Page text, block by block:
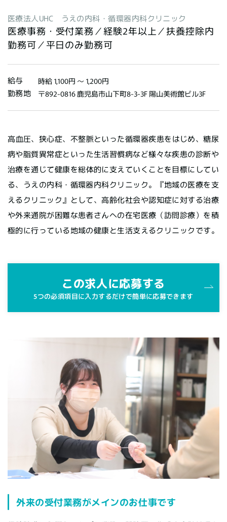
医療法人UHC うえの内科・循環器内科クリニック
医療事務・受付業務／経験2年以上／扶養控除内
勤務可／平日のみ勤務可
給与 時給 1,100円 〜 1,200円
勤務地 〒892-0816 鹿児島市山下町8-3-3F 陽山美術館ビル3F
高血圧、狭心症、不整脈といった循環器疾患をはじめ、糖尿
病や脂質異常症といった生活習慣病など様々な疾患の診断や
治療を通じて健康を総体的に支えていくことを目標にしてい
る、うえの内科・循環器内科クリニック。『地域の医療を支
えるクリニック』として、高齢化社会や認知症に対する治療
や外来通院が困難な患者さんへの在宅医療（訪問診療）を積
極的に行っている地域の健康と生活支えるクリニックです。
この求人に応募する
5つの必須項目に入力するだけで簡単に応募できます
外来の受付業務がメインのお仕事です